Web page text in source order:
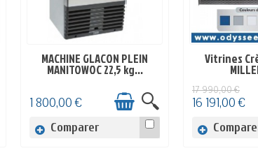
EN STOCK
MACHINE GLACON PLEIN
MANITOWOC 22,5 kg...
1 800,00 €
Comparer
EN
Vitrines
17 990,00 €
16 191,00 €